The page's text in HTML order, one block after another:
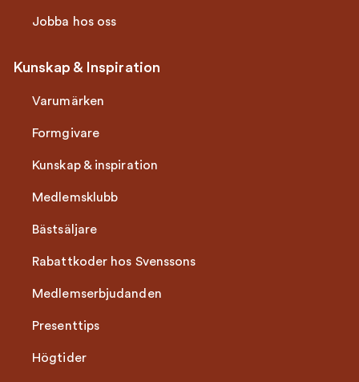
Jobba hos oss
Kunskap & Inspiration
Varumärken
Formgivare
Kunskap & inspiration
Medlemsklubb
Bästsäljare
Rabattkoder hos Svenssons
Medlemserbjudanden
Presenttips
Högtider